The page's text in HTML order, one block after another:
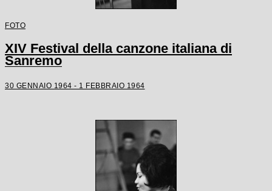
FOTO
XIV Festival della canzone italiana di
Sanremo
30 GENNAIO 1964 - 1 FEBBRAIO 1964